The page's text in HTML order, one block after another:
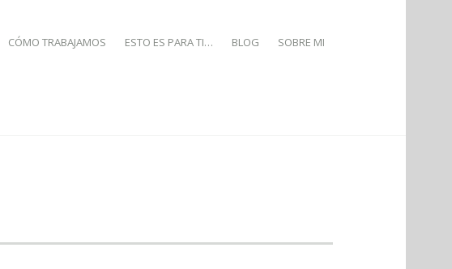
CÓMO TRABAJAMOS ESTO ES PARA TI… BLOG SOBRE MI